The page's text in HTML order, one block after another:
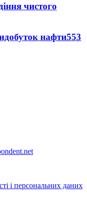
чистого
нафти553
і персональних даних